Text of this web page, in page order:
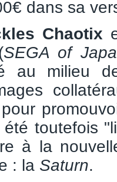
dans sa
Chaotix
SEGA of
au milieu
toutefois
à la
: la Saturn.